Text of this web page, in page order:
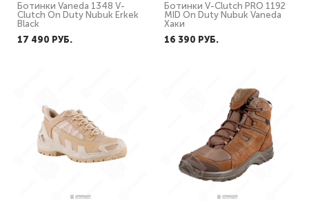
Ботинки Vaneda 1348 V-
Clutch On Duty Nubuk Erkek
Black
17 490 PУБ.
Ботинки V-Clutch PRO 1192
MID On Duty Nubuk Vaneda
Хаки
16 390 PУБ.